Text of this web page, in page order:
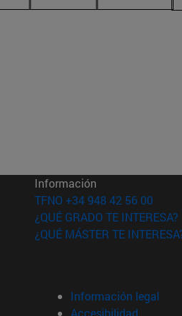
ventana)
nueva ventana)
nueva ventana)
Información
TFNO +34 948 42 56 00
¿QUÉ GRADO TE INTERESA?
¿QUÉ MÁSTER TE
Información legal
Accesibilidad